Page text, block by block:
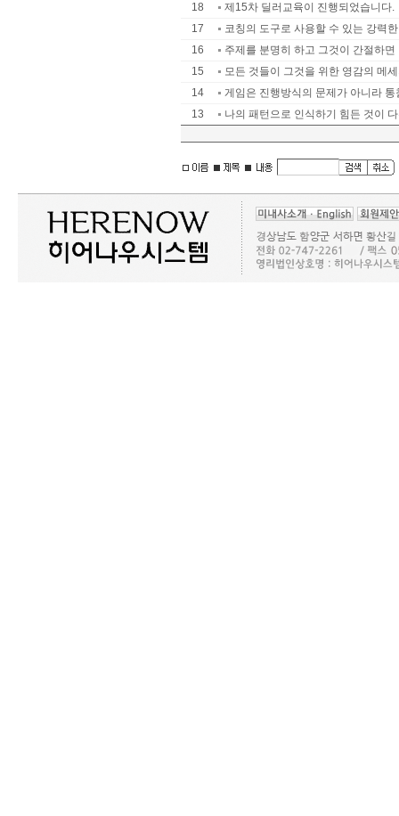
18
제15차 딜러교육이 진행되었습니다.
17
코칭의 도구로 사용할 수 있는 강력
16
주제를 분명히 하고 그것이 간절하면
15
모든 것들이 그것을 위한 영감의 메
14
게임은 진행방식의 문제가 아니라
13
나의 패턴으로 인식하기 힘든 것이